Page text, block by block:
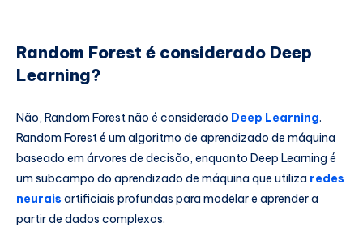
Random Forest é considerado Deep
Learning?
Não, Random Forest não é considerado Deep Learning.
Random Forest é um algoritmo de aprendizado de máquina
baseado em árvores de decisão, enquanto Deep Learning é
um subcampo do aprendizado de máquina que utiliza redes
neurais artificiais profundas para modelar e aprender a
partir de dados complexos.